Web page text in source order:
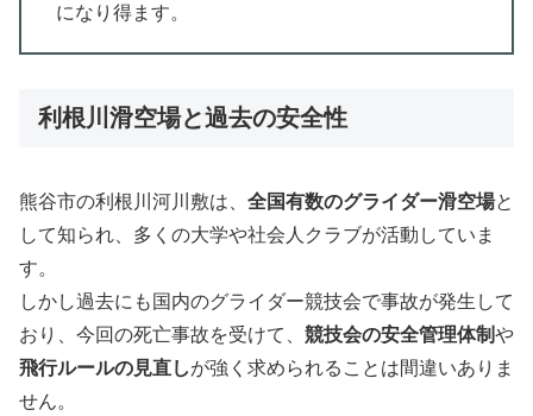
になり得ます。
利根川滑空場と過去の安全性
熊谷市の利根川河川敷は、 全国有数のグライダー滑空場と
して知られ、多くの大学や社会人クラブが活動していま
す。
しかし過去にも国内のグライダー競技会で事故が発生して
おり、今回の死亡事故を受けて、 競技会の安全管理体制や
飛行ルールの見直しが強く求められることは間違いありま
せん。